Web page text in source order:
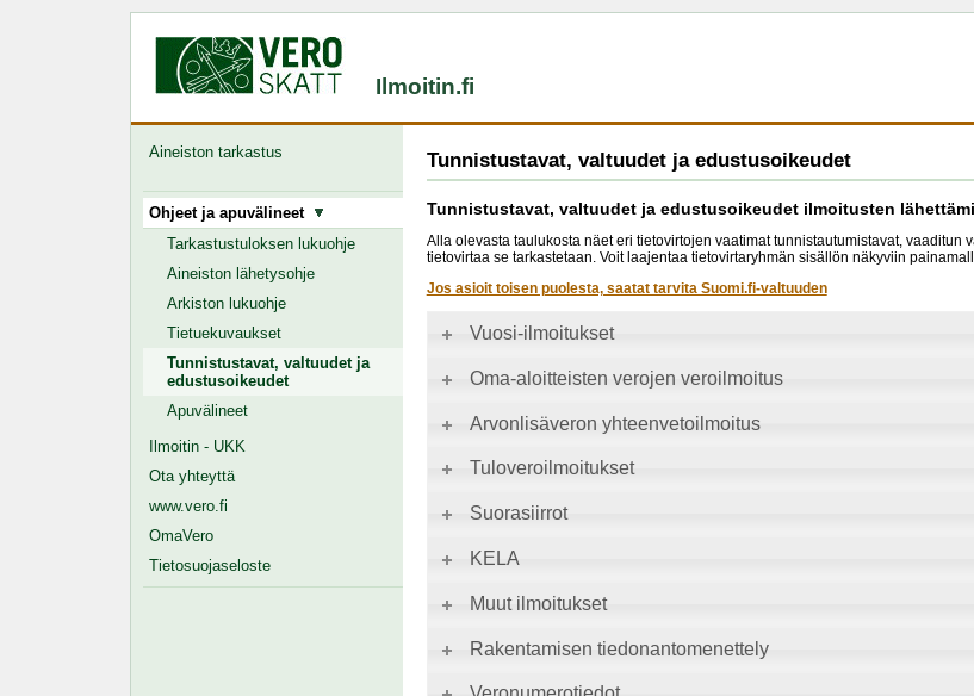
Ilmoitin.fi
Aineiston tarkastus
Ohjeet ja apuvälineet
Tarkastustuloksen lukuohje
Aineiston lähetysohje
Arkiston lukuohje
Tietuekuvaukset
Tunnistustavat, valtuudet ja
edustusoikeudet
Apuvälineet
Ilmoitin - UKK
Ota yhteyttä
www.vero.fi
OmaVero
Tietosuojaseloste
Tunnistustavat, valtuudet ja edustusoikeudet
Tunnistustavat, valtuudet ja edustusoikeudet ilmoitusten
Alla olevasta taulukosta näet eri tietovirtojen vaatimat tunnistautumistavat, vaaditun
tietovirtaa se tarkastetaan. Voit laajentaa tietovirtaryhmän sisällön näkyviin
Jos asioit toisen puolesta, saatat tarvita Suomi.fi-valtuuden
Vuosi-ilmoitukset
Oma-aloitteisten verojen veroilmoitus
Arvonlisäveron yhteenvetoilmoitus
Tuloveroilmoitukset
Suorasiirrot
KELA
Muut ilmoitukset
Rakentamisen tiedonantomenettely